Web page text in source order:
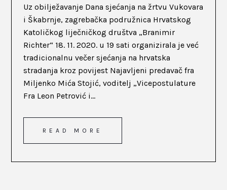
Uz obilježavanje Dana sjećanja na žrtvu Vukovara
i Škabrnje, zagrebačka podružnica Hrvatskog
Katoličkog liječničkog društva „Branimir
Richter“ 18. 11. 2020. u 19 sati organizirala je već
tradicionalnu večer sjećanja na hrvatska
stradanja kroz povijest Najavljeni predavač fra
Miljenko Mića Stojić, voditelj „Vicepostulature
Fra Leon Petrović i...
READ MORE